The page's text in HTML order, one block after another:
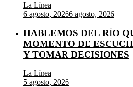
La Línea
6 agosto, 20266 agosto, 2026
HABLEMOS DEL RÍO
MOMENTO DE
Y TOMAR DECISIONES
La Línea
5 agosto, 2026